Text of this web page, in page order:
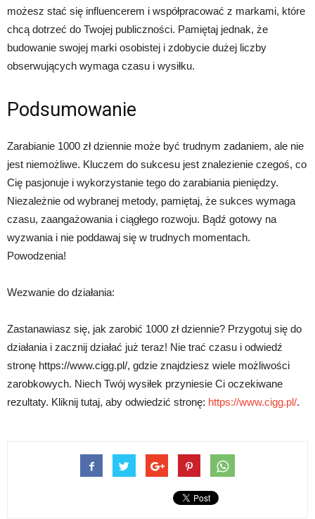
możesz stać się influencerem i współpracować z markami, które
chcą dotrzeć do Twojej publiczności. Pamiętaj jednak, że
budowanie swojej marki osobistej i zdobycie dużej liczby
obserwujących wymaga czasu i wysiłku.
Podsumowanie
Zarabianie 1000 zł dziennie może być trudnym zadaniem, ale nie
jest niemożliwe. Kluczem do sukcesu jest znalezienie czegoś, co
Cię pasjonuje i wykorzystanie tego do zarabiania pieniędzy.
Niezależnie od wybranej metody, pamiętaj, że sukces wymaga
czasu, zaangażowania i ciągłego rozwoju. Bądź gotowy na
wyzwania i nie poddawaj się w trudnych momentach.
Powodzenia!
Wezwanie do działania:
Zastanawiasz się, jak zarobić 1000 zł dziennie? Przygotuj się do
działania i zacznij działać już teraz! Nie trać czasu i odwiedź
stronę https://www.cigg.pl/, gdzie znajdziesz wiele możliwości
zarobkowych. Niech Twój wysiłek przyniesie Ci oczekiwane
rezultaty. Kliknij tutaj, aby odwiedzić stronę: https://www.cigg.pl/.